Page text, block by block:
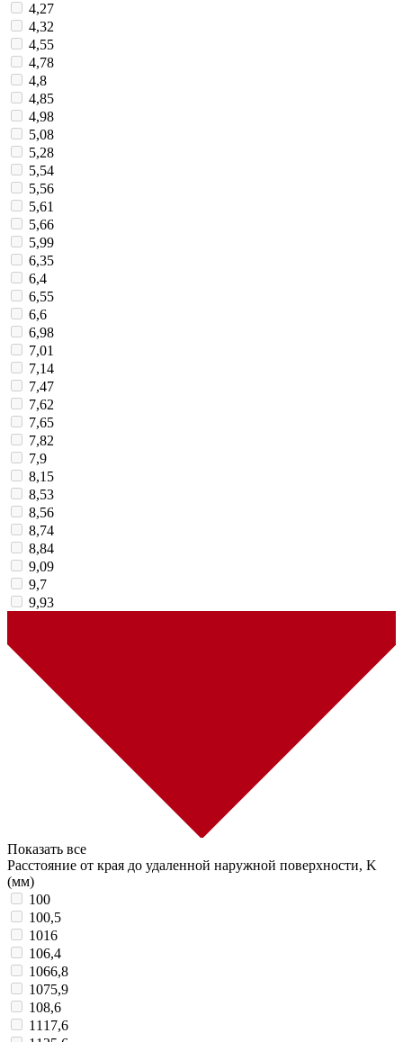
4,27
4,32
4,55
4,78
4,8
4,85
4,98
5,08
5,28
5,54
5,56
5,61
5,66
5,99
6,35
6,4
6,55
6,6
6,98
7,01
7,14
7,47
7,62
7,65
7,82
7,9
8,15
8,53
8,56
8,74
8,84
9,09
9,7
9,93
Показать все
Расстояние от края до удаленной наружной поверхности, K
(мм)
100
100,5
1016
106,4
1066,8
1075,9
108,6
1117,6